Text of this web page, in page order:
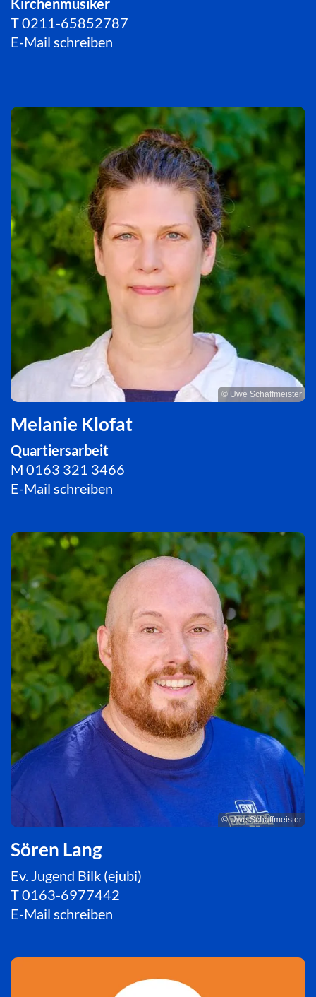
Kirchenmusiker
T0211-65852787
E-Mail schreiben
© Uwe Schaffmeister
Melanie Klofat
Quartiersarbeit
M 0163 321 3466
E-Mail schreiben
© Uwe Schaffmeister
Sören Lang
Ev. Jugend Bilk (ejubi)
T0163-6977442
E-Mail schreiben